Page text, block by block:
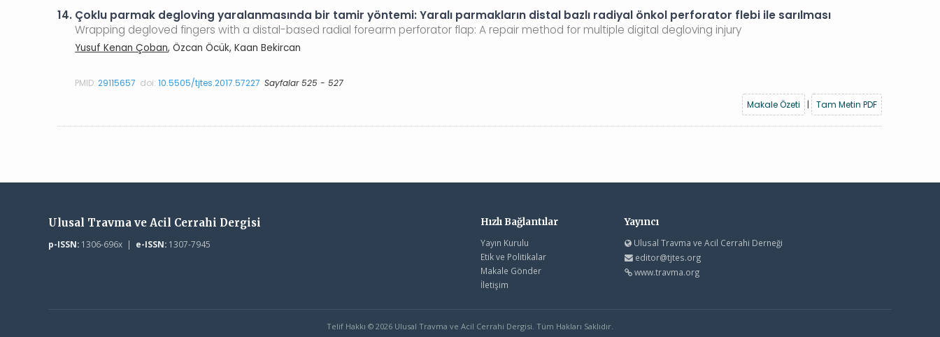
14. Çoklu parmak degloving yaralanmasında bir tamir yöntemi: Yaralı parmakların distal bazlı radiyal önkol perforator flebi ile sarılması
Wrapping degloved fingers with a distal-based radial forearm perforator flap: A repair method for multiple digital degloving injury
Yusuf Kenan Çoban, Özcan Öcük, Kaan Bekircan
PMID:29115657 doi:10.5505/tjtes.2017.57227 Sayfalar 525 - 527
Makale Özeti
| Tam Metin PDF
Ulusal Travma ve Acil Cerrahi Dergisi
p-ISSN:1306-696x | e-ISSN:1307-7945
Hızlı Bağlantılar
Yayın Kurulu
Etik ve Politikalar
Makale Gönder
İletişim
Yayıncı
Ulusal Travma ve Acil Cerrahi Derneği
editor@tjtes.org
www.travma.org
Telif Hakkı © 2026 Ulusal Travma ve Acil Cerrahi Dergisi. Tüm Hakları Saklıdır.